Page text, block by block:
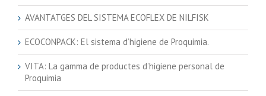
AVANTATGES DEL SISTEMA ECOFLEX DE NILFISK
ECOCONPACK: El sistema d’higiene de Proquimia.
VITA: La gamma de productes d’higiene personal de
Proquimia